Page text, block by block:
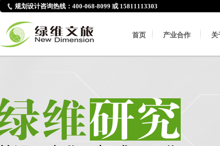
规划设计咨询热线：400-068-8099 或 15811113303
首页 产业合作 关